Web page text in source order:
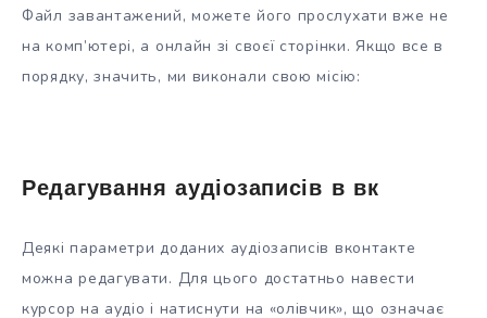
Файл завантажений, можете його прослухати вже не
на комп’ютері, а онлайн зі своєї сторінки. Якщо все в
порядку, значить, ми виконали свою місію:
Редагування аудіозаписів в вк
Деякі параметри доданих аудіозаписів вконтакте
можна редагувати. Для цього достатньо навести
курсор на аудіо і натиснути на «олівчик», що означає